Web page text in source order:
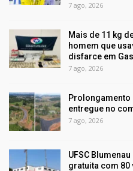
7 ago, 2026
Mais de 11 kg
homem que
disfarce em
7 ago, 2026
Prolongamento
entregue no
7 ago, 2026
UFSC
gratuita com 80